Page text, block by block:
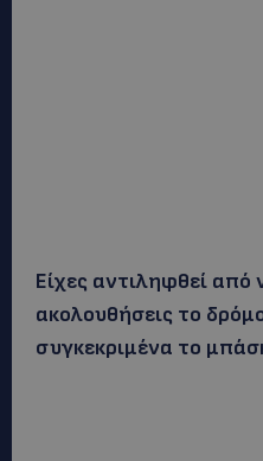
Είχες αντιληφθεί από
ακολουθήσεις το
συγκεκριμένα το